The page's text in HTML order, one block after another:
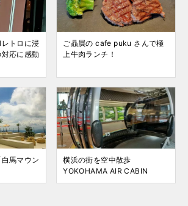
トロに浸
応に感動
ご贔屓の cafe puku さんで極
上牛肉ランチ！
馬マウン
横浜の街を空中散歩
YOKOHAMA AIR CABIN